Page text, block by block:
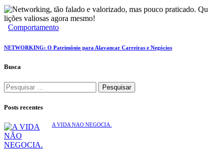
Comportamento
NETWORKING: O Patrimônio para Alavancar Carreiras e Negócios
Busca
Posts recentes
A VIDA NÃO NEGOCIA.